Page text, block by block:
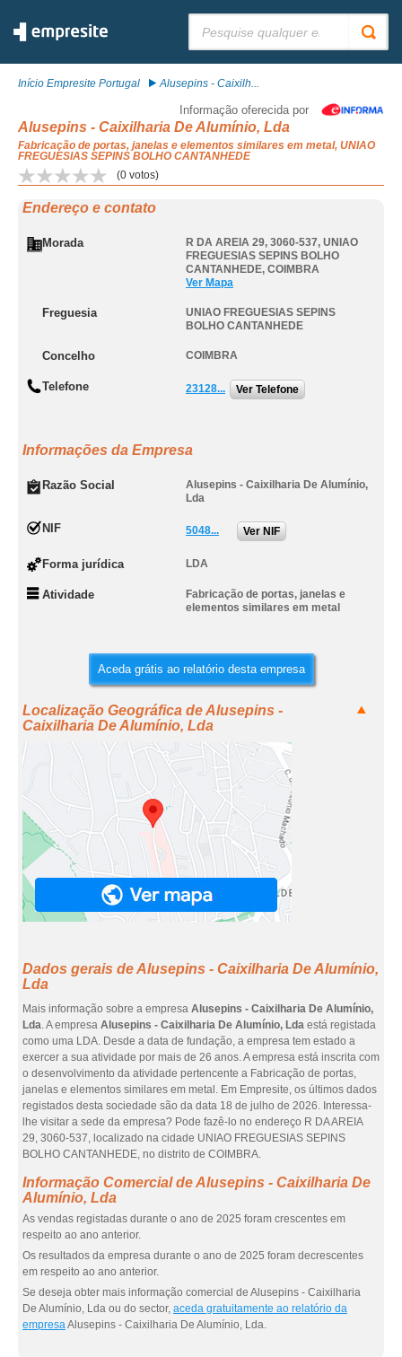
Início Empresite Portugal Alusepins - Caixilh...
Informação oferecida por
Alusepins - Caixilharia De Alumínio, Lda
Fabricação de portas, janelas e elementos similares em metal, UNIAO
FREGUESIAS SEPINS BOLHO CANTANHEDE
(0 votos)
Endereço e contato
Morada R DA AREIA 29, 3060-537, UNIAO
FREGUESIAS SEPINS BOLHO
CANTANHEDE, COIMBRA
Ver Mapa
Freguesia
UNIAO FREGUESIAS SEPINS
BOLHO CANTANHEDE
Concelho COIMBRA
Telefone 23128... Ver Telefone
Informações da Empresa
Razão Social
Alusepins - Caixilharia De Alumínio,
Lda
NIF 5048... Ver NIF
Forma jurídica LDA
Atividade
Fabricação de portas, janelas e
elementos similares em metal
Aceda grátis ao relatório desta empresa
Localização Geográfica de Alusepins -
Caixilharia De Alumínio, Lda
Dados gerais de Alusepins - Caixilharia De Alumínio,
Lda
Mais informação sobre a empresa Alusepins - Caixilharia De Alumínio,
Lda. A empresa Alusepins - Caixilharia De Alumínio, Lda está registada
como uma LDA. Desde a data de fundação, a empresa tem estado a
exercer a sua atividade por mais de 26 anos. A empresa está inscrita com
o desenvolvimento da atividade pertencente a Fabricação de portas,
janelas e elementos similares em metal. Em Empresite, os últimos dados
registados desta sociedade são da data 18 de julho de 2026. Interessa-
lhe visitar a sede da empresa? Pode fazê-lo no endereço R DA AREIA
29, 3060-537, localizado na cidade UNIAO FREGUESIAS SEPINS
BOLHO CANTANHEDE, no distrito de COIMBRA.
Informação Comercial de Alusepins - Caixilharia De
Alumínio, Lda
As vendas registadas durante o ano de 2025 foram crescentes em
respeito ao ano anterior.
Os resultados da empresa durante o ano de 2025 foram decrescentes
em respeito ao ano anterior.
Se deseja obter mais informação comercial de Alusepins - Caixilharia
De Alumínio, Lda ou do sector, aceda gratuitamente ao relatório da
empresaAlusepins - Caixilharia De Alumínio, Lda.